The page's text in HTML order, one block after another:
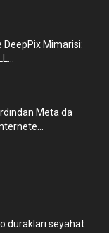
DeepPix Mimarisi:
Meta da
durakları seyahat